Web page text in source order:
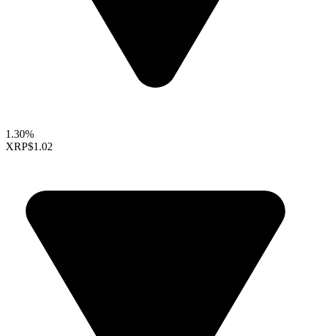
1.30%
XRP$1.02